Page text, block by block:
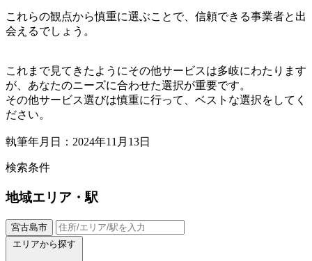
これらの観点から慎重に選ぶことで、信頼できる事業者と出
会えるでしょう。
これまで見てきたようにその他サービスは多岐にわたります
が、あなたのニーズに合わせた選択が重要です。
その他サービス選びは慎重に行って、ベストな選択をしてく
ださい。
執筆年月日：2024年11月13日
検索条件
地域エリア・駅
宮古島市
エリアから探す